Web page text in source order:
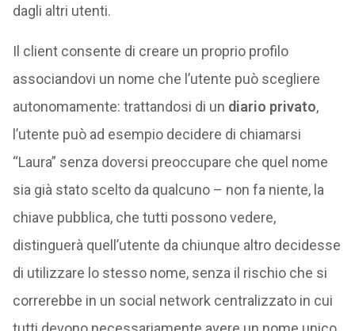
dagli altri utenti.
Il client consente di creare un proprio profilo
associandovi un nome che l’utente può scegliere
autonomamente: trattandosi di un diario privato,
l’utente può ad esempio decidere di chiamarsi
“Laura” senza doversi preoccupare che quel nome
sia già stato scelto da qualcuno – non fa niente, la
chiave pubblica, che tutti possono vedere,
distinguerà quell’utente da chiunque altro decidesse
di utilizzare lo stesso nome, senza il rischio che si
correrebbe in un social network centralizzato in cui